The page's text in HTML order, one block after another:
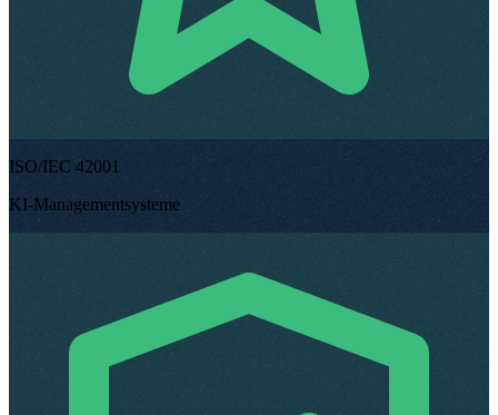
ISO/IEC 42001
KI-Managementsysteme